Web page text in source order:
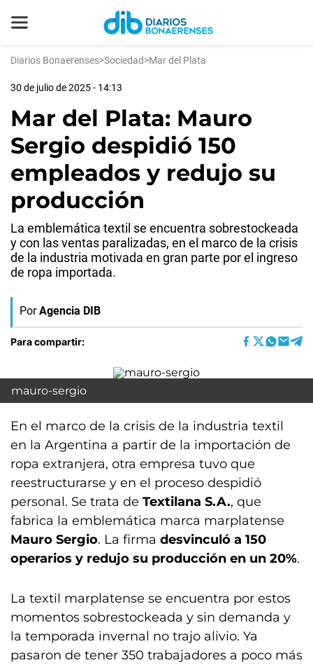
Diarios Bonaerenses>Sociedad>Mar del Plata
30 de julio de 2025 - 14:13
Mar del Plata: Mauro
Sergio despidió 150
empleados y redujo su
producción
La emblemática textil se encuentra sobrestockeada
y con las ventas paralizadas, en el marco de la crisis
de la industria motivada en gran parte por el ingreso
de ropa importada.
Por Agencia DIB
Para compartir:
mauro-sergio
En el marco de la crisis de la industria textil
en la Argentina a partir de la importación de
ropa extranjera, otra empresa tuvo que
reestructurarse y en el proceso despidió
personal. Se trata de Textilana S.A., que
fabrica la emblemática marca marplatense
Mauro Sergio. La firma desvinculó a 150
operarios y redujo su producción en un 20%.
La textil marplatense se encuentra por estos
momentos sobrestockeada y sin demanda y
la temporada invernal no trajo alivio. Ya
pasaron de tener 350 trabajadores a poco más